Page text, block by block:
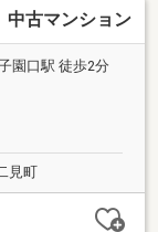
古マンション
園口駅 徒歩2分
見町